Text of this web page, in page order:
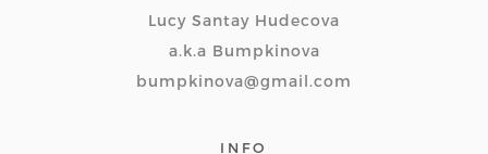
Lucy Santay Hudecova
a.k.a Bumpkinova
bumpkinova@gmail.com
INFO